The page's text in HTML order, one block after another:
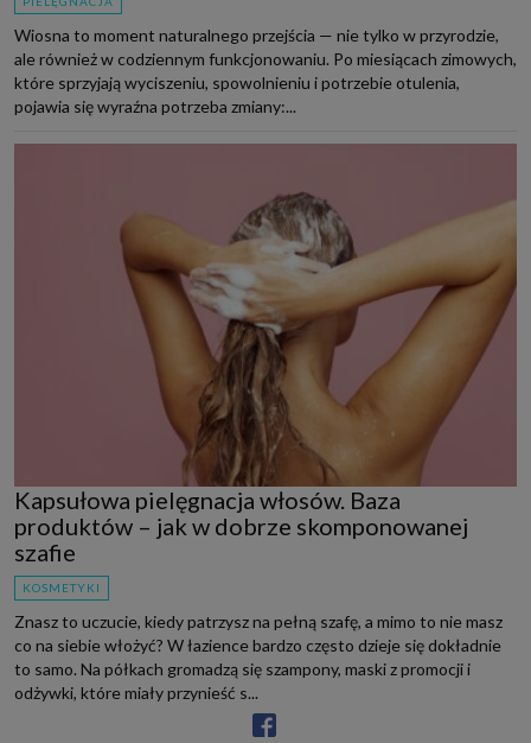
Wiosna to moment naturalnego przejścia — nie tylko w przyrodzie,
ale również w codziennym funkcjonowaniu. Po miesiącach zimowych,
które sprzyjają wyciszeniu, spowolnieniu i potrzebie otulenia,
pojawia się wyraźna potrzeba zmiany:...
Kapsułowa pielęgnacja włosów. Baza
produktów – jak w dobrze skomponowanej
szafie
KOSMETYKI
Znasz to uczucie, kiedy patrzysz na pełną szafę, a mimo to nie masz
co na siebie włożyć? W łazience bardzo często dzieje się dokładnie
to samo. Na półkach gromadzą się szampony, maski z promocji i
odżywki, które miały przynieść s...